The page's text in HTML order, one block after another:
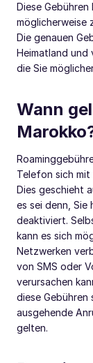
Diese Gebühren
möglicherweise
Die genauen
Heimatland und
die Sie
Wann
Telefon sich mit
Dies geschieht
es sei denn, Sie
deaktiviert.
kann es sich
Netzwerken
von SMS oder
verursachen
diese
ausgehende
gelten.